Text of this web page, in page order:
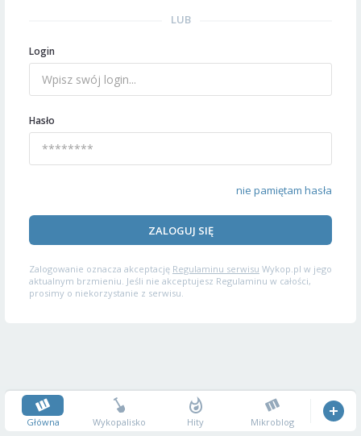
LUB
Login
Hasło
nie pamiętam hasła
ZALOGUJ SIĘ
Zalogowanie oznacza akceptację Regulaminu serwisu Wykop.pl w jego
aktualnym brzmieniu. Jeśli nie akceptujesz Regulaminu w całości,
prosimy o niekorzystanie z serwisu.
Główna Wykopalisko Hity Mikroblog